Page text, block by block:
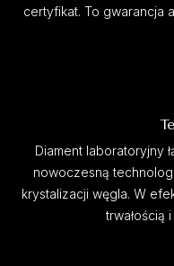
certyfikat. To gwarancja
Diament laboratoryjny
nowoczesną
krystalizacji węgla. W
trwałością